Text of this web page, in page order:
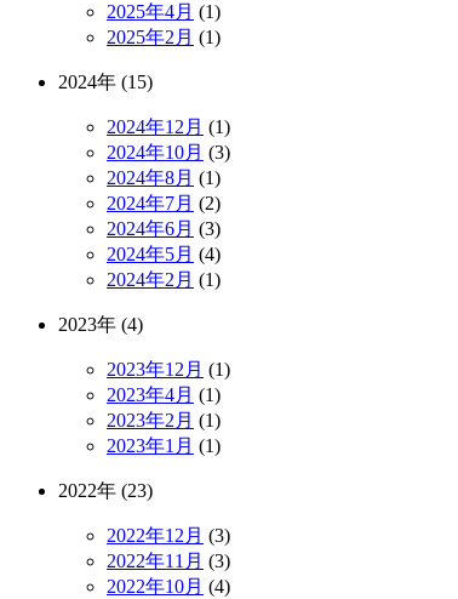
2025年4月 (1)
2025年2月 (1)
2024年 (15)
2024年12月 (1)
2024年10月 (3)
2024年8月 (1)
2024年7月 (2)
2024年6月 (3)
2024年5月 (4)
2024年2月 (1)
2023年 (4)
2023年12月 (1)
2023年4月 (1)
2023年2月 (1)
2023年1月 (1)
2022年 (23)
2022年12月 (3)
2022年11月 (3)
2022年10月 (4)